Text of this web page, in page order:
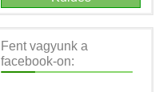
Fent vagyunk a
facebook-on: